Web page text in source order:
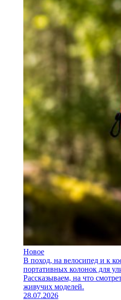
Новое
В поход, на велосипед и к
портативных колонок для
Рассказываем, на что
живучих моделей.
28.07.2026